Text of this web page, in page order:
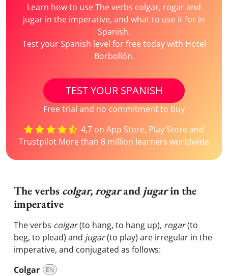
Learn how to use The verbs colgar, rogar and
jugar in the imperative, and what to use it for in
Spanish.
Test your Spanish level for free today with Hotel
Borbollón.
TEST YOUR SPANISH
Free trial and no commitment to buy
4,7 on App Store, Play Store and
Trustpilot More than 8 million learners worldwide
The verbs colgar, rogarand jugarin the
imperative
The verbs colgar(to hang, to hang up), rogar(to
beg, to plead) and jugar(to play) are irregular in the
imperative, and conjugated as follows:
Colgar
EN